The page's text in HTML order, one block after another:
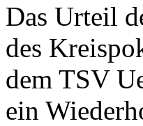
Das Urteil
des
dem TSV
ein